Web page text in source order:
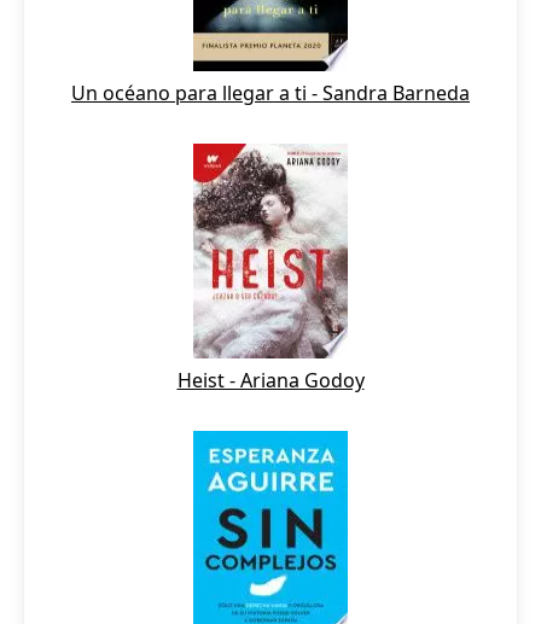
Un océano para llegar a ti - Sandra Barneda
Heist - Ariana Godoy